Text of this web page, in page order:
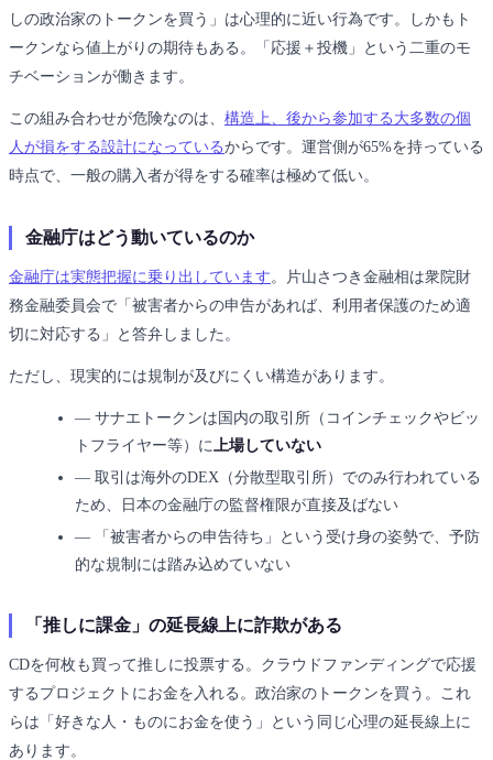
しの政治家のトークンを買う」は心理的に近い行為です。しかもト
ークンなら値上がりの期待もある。「応援＋投機」という二重のモ
チベーションが働きます。
この組み合わせが危険なのは、 構造上、後から参加する大多数の個
人が損をする設計になっているからです。運営側が65%を持っている
時点で、一般の購入者が得をする確率は極めて低い。
金融庁はどう動いているのか
金融庁は実態把握に乗り出しています 。片山さつき金融相は衆院財
務金融委員会で「被害者からの申告があれば、利用者保護のため適
切に対応する」と答弁しました。
ただし、現実的には規制が及びにくい構造があります。
― サナエトークンは国内の取引所（コインチェックやビッ
トフライヤー等）に
上場していない
― 取引は海外のDEX（分散型取引所）でのみ行われている
ため、日本の金融庁の監督権限が直接及ばない
―
「被害者からの申告待ち」という受け身の姿勢で、予防
的な規制には踏み込めていない
「推しに課金」の延長線上に詐欺がある
CDを何枚も買って推しに投票する。クラウドファンディングで応援
するプロジェクトにお金を入れる。政治家のトークンを買う。これ
らは「好きな人・ものにお金を使う」という同じ心理の延長線上に
あります。